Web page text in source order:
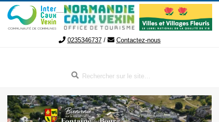
Aller
contenu
0235346737/ Contactez-nous